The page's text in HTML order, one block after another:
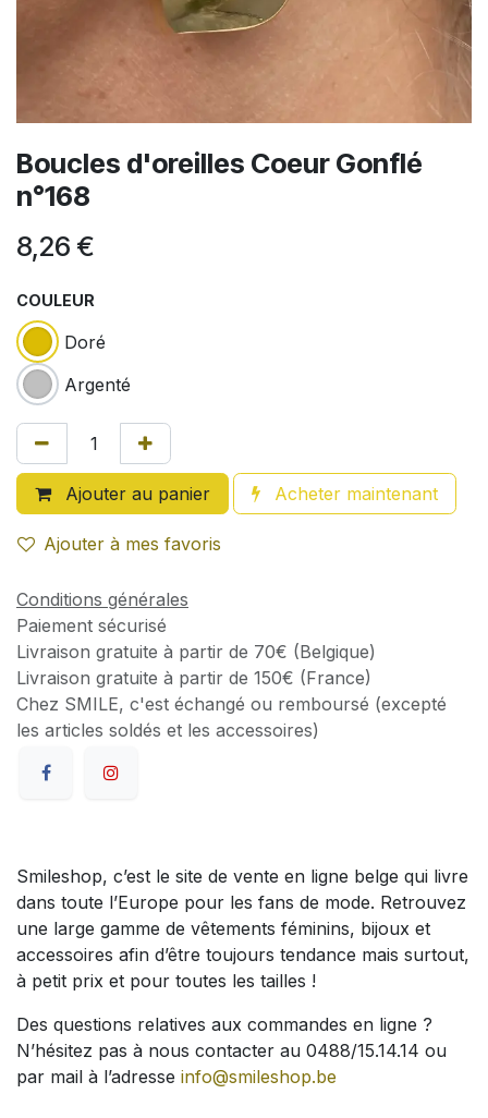
Boucles d'oreilles Coeur Gonflé
n°168
8,26 €
COULEUR
Doré
Argenté
Ajouter au panier Acheter maintenant
Ajouter à mes favoris
Conditions générales
Paiement sécurisé
Livraison gratuite à partir de 70€ (Belgique)
Livraison gratuite à partir de 150€ (France)
Chez SMILE, c'est échangé ou remboursé (excepté
les articles soldés et les accessoires)
Smileshop, c’est le site de vente en ligne belge qui livre
dans toute l’Europe pour les fans de mode. Retrouvez
une large gamme de vêtements féminins, bijoux et
accessoires afin d’être toujours tendance mais surtout,
à petit prix et pour toutes les tailles !
Des questions relatives aux commandes en ligne ?
N’hésitez pas à nous contacter au 0488/15.14.14 ou
par mail à l’adresse info@smileshop.be